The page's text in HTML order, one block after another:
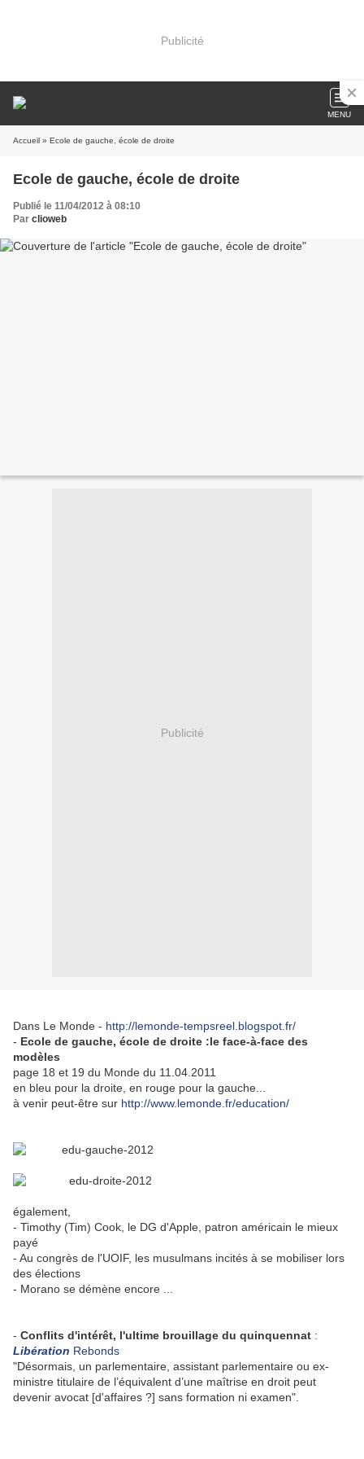
Publicité
MENU
Accueil » Ecole de gauche, école de droite
Ecole de gauche, école de droite
Publié le 11/04/2012 à 08:10
Par clioweb
Publicité
Dans Le Monde - http://lemonde-tempsreel.blogspot.fr/
- Ecole de gauche, école de droite :le face-à-face des
modèles
page 18 et 19 du Monde du 11.04.2011
en bleu pour la droite, en rouge pour la gauche...
à venir peut-être sur http://www.lemonde.fr/education/
également,
- Timothy (Tim) Cook, le DG d'Apple, patron américain le mieux
payé
- Au congrès de l'UOIF, les musulmans incités à se mobiliser lors
des élections
- Morano se démène encore ...
- Conflits d'intérêt, l'ultime brouillage du quinquennat :
Libération Rebonds
"Désormais, un parlementaire, assistant parlementaire ou ex-
ministre titulaire de l’équivalent d’une maîtrise en droit peut
devenir avocat [d'affaires ?] sans formation ni examen".